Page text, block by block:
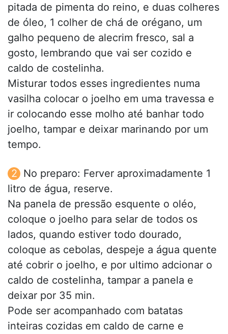
pitada de pimenta do reino, e duas colheres
de óleo, 1 colher de chá de orégano, um
galho pequeno de alecrim fresco, sal a
gosto, lembrando que vai ser cozido e
caldo de costelinha.
Misturar todos esses ingredientes numa
vasilha colocar o joelho em uma travessa e
ir colocando esse molho até banhar todo
joelho, tampar e deixar marinando por um
tempo.
No preparo: Ferver aproximadamente 1
litro de água, reserve.
Na panela de pressão esquente o oléo,
coloque o joelho para selar de todos os
lados, quando estiver todo dourado,
coloque as cebolas, despeje a água quente
até cobrir o joelho, e por ultimo adcionar o
caldo de costelinha, tampar a panela e
deixar por 35 min.
Pode ser acompanhado com batatas
inteiras cozidas em caldo de carne e